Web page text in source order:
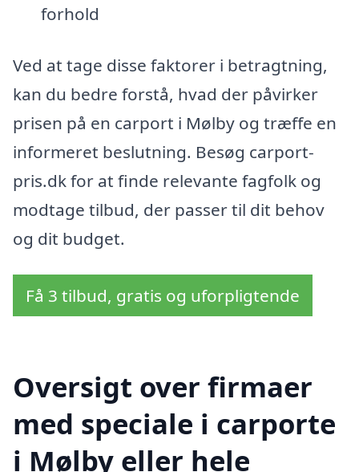
forhold
Ved at tage disse faktorer i betragtning,
kan du bedre forstå, hvad der påvirker
prisen på en carport i Mølby og træffe en
informeret beslutning. Besøg carport-
pris.dk for at finde relevante fagfolk og
modtage tilbud, der passer til dit behov
og dit budget.
Få 3 tilbud, gratis og uforpligtende
Oversigt over firmaer
med speciale i carporte
i Mølby eller hele